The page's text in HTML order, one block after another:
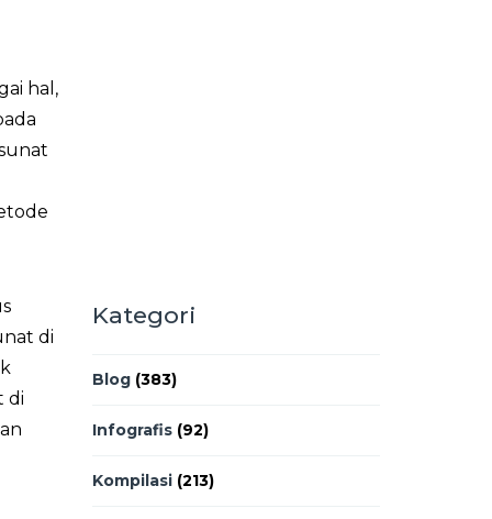
hal,
di
di
Kategori
Blog(383)
Infografis(92)
Kompilasi(213)